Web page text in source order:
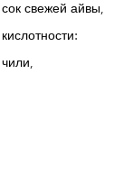
свежей айвы,